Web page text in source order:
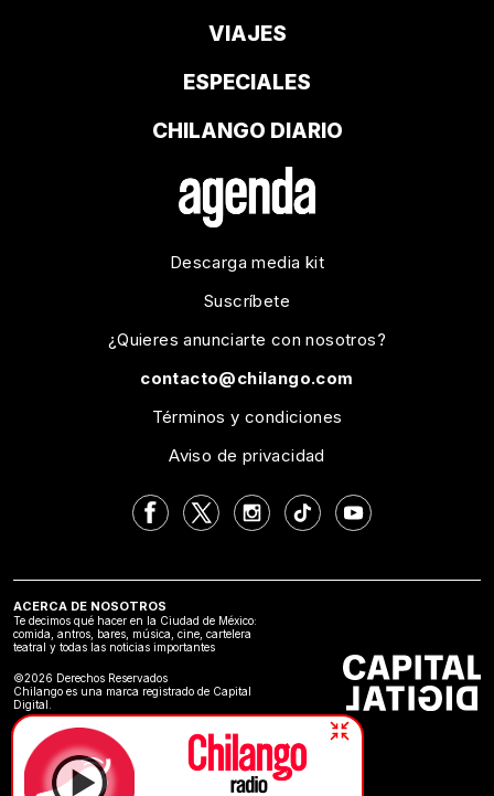
VIAJES
ESPECIALES
CHILANGO DIARIO
Descarga media kit
Suscríbete
¿Quieres anunciarte con nosotros?
contacto@chilango.com
Términos y condiciones
Aviso de privacidad
ACERCA DE NOSOTROS
Te decimos qué hacer en la Ciudad de México:
comida, antros, bares, música, cine, cartelera
teatral y todas las noticias importantes
©2026 Derechos Reservados
Chilango es una marca registrado de Capital
Digital.